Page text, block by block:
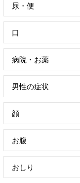
尿・便
口
病院・お薬
男性の症状
顔
お腹
おしり